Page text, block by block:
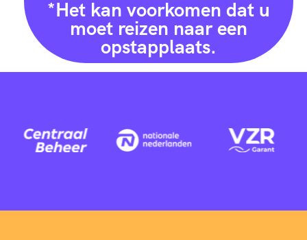
*Het kan voorkomen dat u
moet reizen naar een
opstapplaats.
2
3
6
8
8
7
5
3
6
3
8
2
6
4
0
6
4
7
8
4
8
5
3
9
1
4
6
9
4
1
7
3
9
8
9
0
1
0
1
2
4